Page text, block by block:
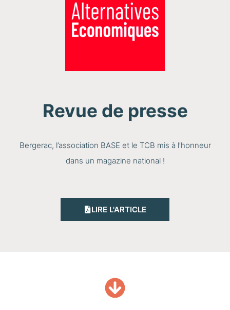
Revue de presse
Bergerac, l’association BASE et le TCB mis à l’honneur
dans un magazine national !
LIRE L'ARTICLE